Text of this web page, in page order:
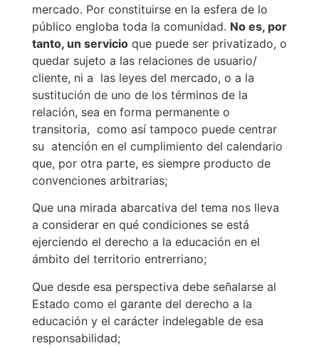
mercado. Por constituirse en la esfera de lo
público engloba toda la comunidad. No es, por
tanto, un servicioque puede ser privatizado, o
quedar sujeto a las relaciones de usuario/
cliente, ni a las leyes del mercado, o a la
sustitución de uno de los términos de la
relación, sea en forma permanente o
transitoria, como así tampoco puede centrar
su atención en el cumplimiento del calendario
que, por otra parte, es siempre producto de
convenciones arbitrarias;
Que una mirada abarcativa del tema nos lleva
a considerar en qué condiciones se está
ejerciendo el derecho a la educación en el
ámbito del territorio entrerriano;
Que desde esa perspectiva debe señalarse al
Estado como el garante del derecho a la
educación y el carácter indelegable de esa
responsabilidad;